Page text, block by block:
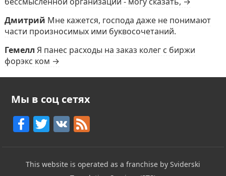
Дмитрий Мне кажется, господа даже не понимают
части произносимых ими буквосочетаний.
Гемелл Я панес расходы на заказ колег с биржи
форэкс ком →
Мы в соц сетях
F
c
T
itt
V F
e
This website is operated as a franchise by Sviderski